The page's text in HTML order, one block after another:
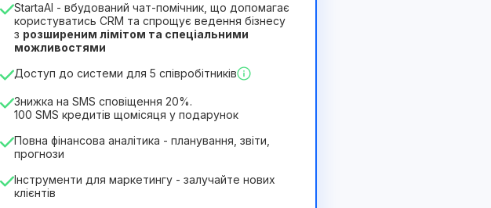
Тривалість ліцензії
12 Months(знижка -25%) Вигідний
349₴ 244₴ /місяць
StartaAI - вбудований чат-помічник, що допомагає
користуватись CRM та спрощує ведення бізнесу
з розширеним лімітом та спеціальними
можливостями
Доступ до системи для 5 співробітників
Знижка на SMS сповіщення 20%.
100 SMS кредитів щомісяця у подарунок
Повна фінансова аналітика - планування, звіти,
прогнози
Інструменти для маркетингу - залучайте нових
клієнтів